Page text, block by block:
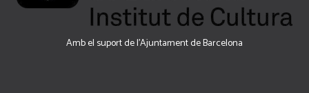
Amb el suport de l’Ajuntament de Barcelona